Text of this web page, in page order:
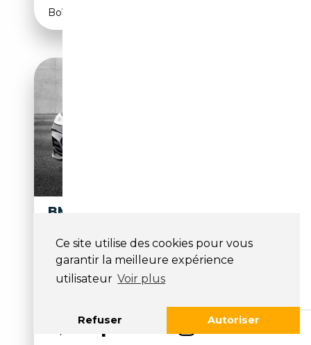
Ce site utilise des cookies pour vous
garantir la meilleure expérience
utilisateur Voir plus
Refuser Autoriser
Boîte automatique
BMW M850 I XDRIVE GRAN
70 950€